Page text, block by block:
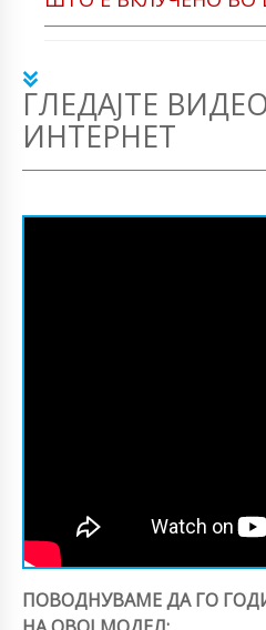
ГЛЕДАЈТЕ
ИНТЕРНЕТ
ПОВОДНУВАМЕ ДА ГО